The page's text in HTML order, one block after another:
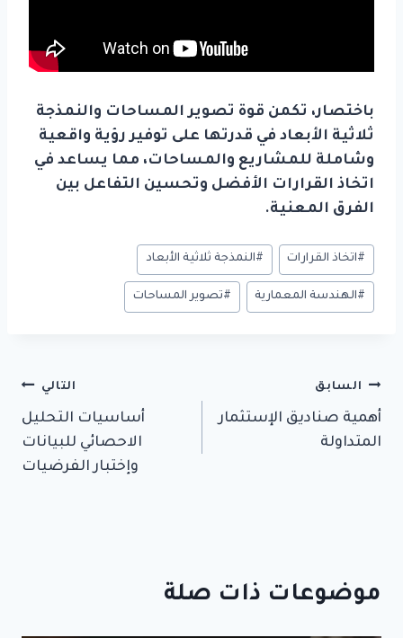
باختصار، تكمن قوة تصوير المساحات والنمذجة
ثلاثية الأبعاد في قدرتها على توفير رؤية واقعية
وشاملة للمشاريع والمساحات، مما يساعد في
اتخاذ القرارات الأفضل وتحسين التفاعل بين
الفرق المعنية.
وسوم
المقال:
#اتخاذ القرارات #النمذجة ثلاثية الأبعاد
#الهندسة المعمارية #تصوير المساحات
تصفّح
المقالات
السابق
أهمية صناديق الإستثمار
المتداولة
التالي
أساسيات التحليل
الاحصائي للبيانات
وإختبار الفرضيات
موضوعات ذات صلة